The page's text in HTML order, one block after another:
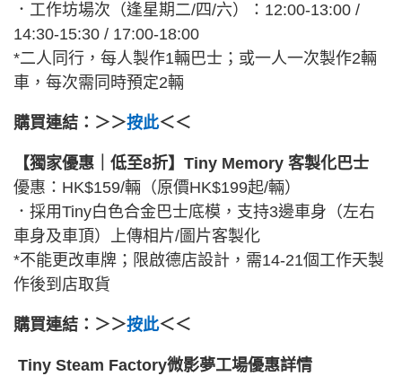
．工作坊場次（逢星期二/四/六）：12:00-13:00 /
14:30-15:30 / 17:00-18:00
*二人同行，每人製作1輛巴士；或一人一次製作2輛
車，每次需同時預定2輛
購買連結：＞＞按此＜＜
【獨家優惠｜低至8折】Tiny Memory 客製化巴士
優惠：HK$159/輛（原價HK$199起/輛）
．採用Tiny白色合金巴士底模，支持3邊車身（左右
車身及車頂）上傳相片/圖片客製化
*不能更改車牌；限啟德店設計，需14-21個工作天製
作後到店取貨
購買連結：＞＞按此＜＜
Tiny Steam Factory微影夢工場優惠詳情